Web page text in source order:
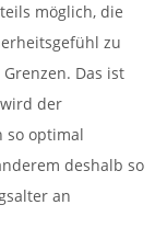
möglich, die
zu
Das ist
der
so optimal
deshalb so
an